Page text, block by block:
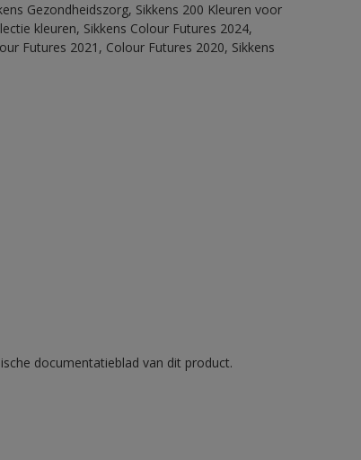
Gezondheidszorg, Sikkens 200 Kleuren voor
kleuren, Sikkens Colour Futures 2024,
Futures 2021, Colour Futures 2020, Sikkens
documentatieblad van dit product.